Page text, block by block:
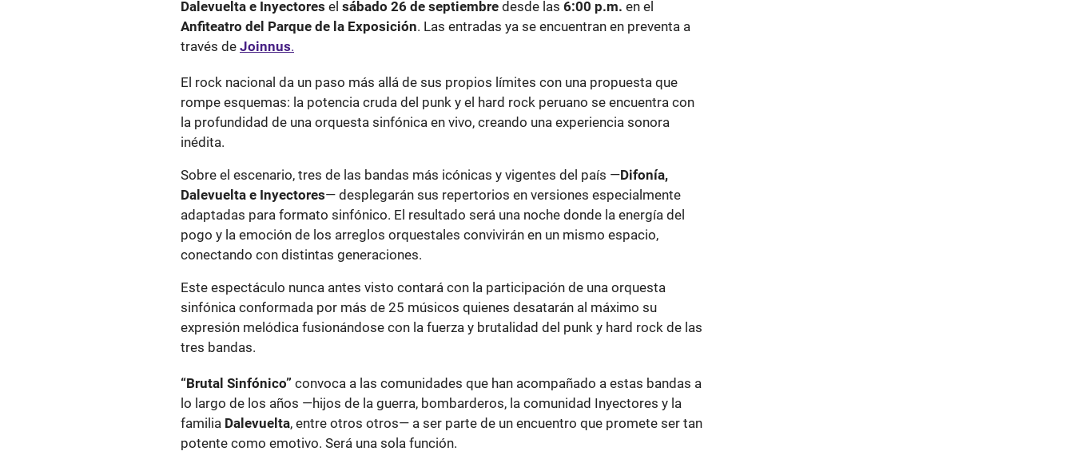
Dalevuelta e Inyectores el sábado 26 de septiembre desde las 6:00 p.m. en el
Anfiteatro del Parque de la Exposición. Las entradas ya se encuentran en preventa a
través de Joinnus.
El rock nacional da un paso más allá de sus propios límites con una propuesta que
rompe esquemas: la potencia cruda del punk y el hard rock peruano se encuentra con
la profundidad de una orquesta sinfónica en vivo, creando una experiencia sonora
inédita.
Sobre el escenario, tres de las bandas más icónicas y vigentes del país —Difonía,
Dalevuelta e Inyectores— desplegarán sus repertorios en versiones especialmente
adaptadas para formato sinfónico. El resultado será una noche donde la energía del
pogo y la emoción de los arreglos orquestales convivirán en un mismo espacio,
conectando con distintas generaciones.
Este espectáculo nunca antes visto contará con la participación de una orquesta
sinfónica conformada por más de 25 músicos quienes desatarán al máximo su
expresión melódica fusionándose con la fuerza y brutalidad del punk y hard rock de las
tres bandas.
“Brutal Sinfónico” convoca a las comunidades que han acompañado a estas bandas a
lo largo de los años —hijos de la guerra, bombarderos, la comunidad Inyectores y la
familia Dalevuelta, entre otros otros— a ser parte de un encuentro que promete ser tan
potente como emotivo. Será una sola función.